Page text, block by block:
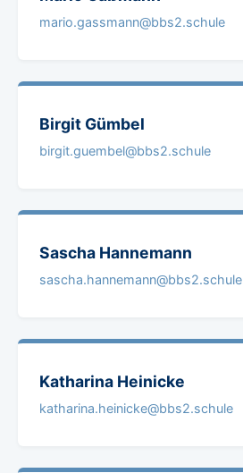
mario.gassmann@bbs2.schule
Birgit Gümbel
birgit.guembel@bbs2.schule
Sascha Hannemann
sascha.hannemann@bbs2.schule
Katharina Heinicke
katharina.heinicke@bbs2.schule